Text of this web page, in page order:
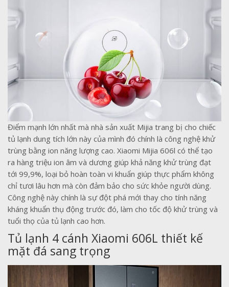
Điểm mạnh lớn nhất mà nhà sản xuất Mijia trang bị cho chiếc
tủ lạnh dung tích lớn này của mình đó chính là công nghệ khử
trùng bằng ion năng lượng cao. Xiaomi Mijia 606l có thể tạo
ra hàng triệu ion âm và dương giúp khả năng khử trùng đạt
tới 99,9%, loại bỏ hoàn toàn vi khuẩn giúp thực phẩm không
chỉ tươi lâu hơn mà còn đảm bảo cho sức khỏe người dùng.
Công nghệ này chính là sự đột phá mới thay cho tính năng
kháng khuẩn thụ động trước đó, làm cho tốc độ khử trùng và
tuổi thọ của tủ lạnh cao hơn.
Tủ lạnh 4 cánh Xiaomi 606L thiết kế
mặt đá sang trọng